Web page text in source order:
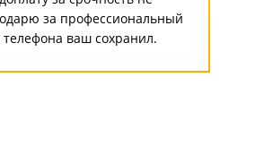
за профессиональный
ваш сохранил.